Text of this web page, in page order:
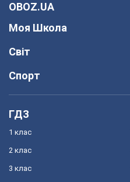
OBOZ.UA
Моя Школа
Світ
Спорт
ГДЗ
1 клас
2 клас
3 клас